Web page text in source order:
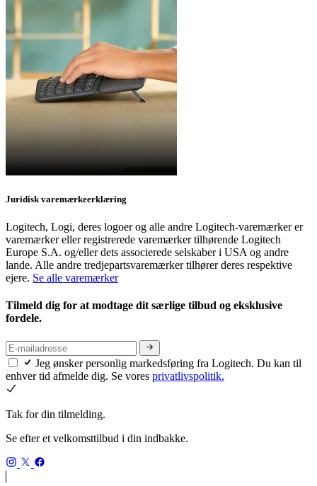
Juridisk varemærkeerklæring
Logitech, Logi, deres logoer og alle andre Logitech-varemærker er
varemærker eller registrerede varemærker tilhørende Logitech
Europe S.A. og/eller dets associerede selskaber i USA og andre
lande. Alle andre tredjepartsvaremærker tilhører deres respektive
ejere. Se alle varemærker
Tilmeld dig for at modtage dit særlige tilbud og eksklusive
fordele.
Jeg ønsker personlig markedsføring fra Logitech. Du kan til
enhver tid afmelde dig. Se vores privatlivspolitik.
Tak for din tilmelding.
Se efter et velkomsttilbud i din indbakke.